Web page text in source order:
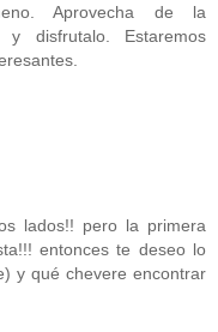
Aprovecha de la
disfrutalo. Estaremos
lados!! pero la primera
entonces te deseo lo
y qué chevere encontrar